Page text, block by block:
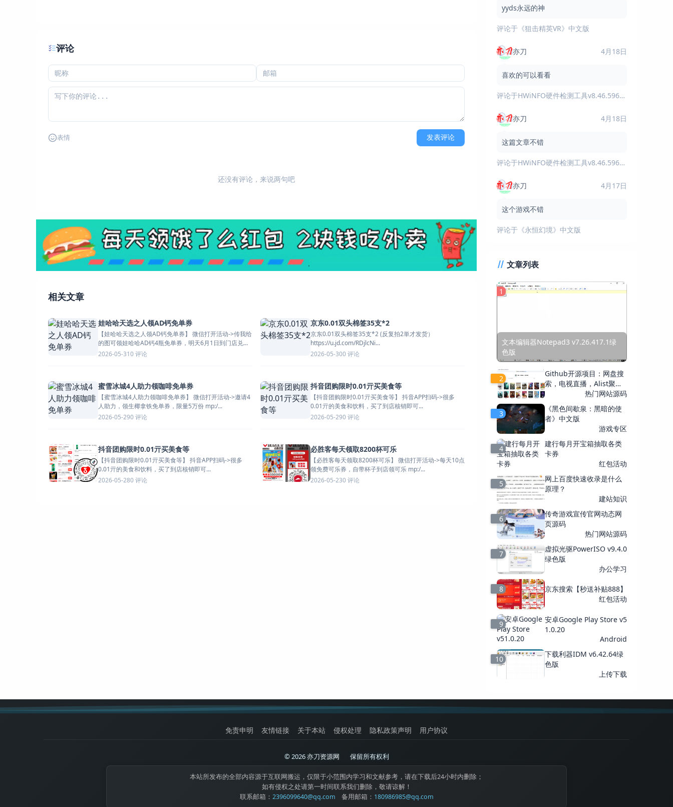
评论
表情 发表评论
还没有评论，来说两句吧
相关文章
娃哈哈天选之人领AD钙免单券
【娃哈哈天选之人领AD钙免单券】 微信打开活动->传我给
的图可领娃哈哈AD钙4瓶免单券，明天6月1日到门店兑...
2026-05-310 评论
京东0.01双头棉签35支*2
京东0.01双头棉签35支*2 (反复拍2単才发货）
https://u.jd.com/RDjlcNi...
2026-05-300 评论
蜜雪冰城4人助力领咖啡免单券
【蜜雪冰城4人助力领咖啡免单券】 微信打开活动->邀请4
人助力，领生椰拿铁免单券，限量5万份 mp:/...
2026-05-290 评论
抖音团购限时0.01亓买美食等
【抖音团购限时0.01亓买美食等】 抖音APP扫码->很多
0.01亓的美食和饮料，买了到店核销即可...
2026-05-290 评论
抖音团购限时0.01亓买美食等
【抖音团购限时0.01亓买美食等】 抖音APP扫码->很多
0.01亓的美食和饮料，买了到店核销即可...
2026-05-280 评论
必胜客每天领取8200杯可乐
【必胜客每天领取8200杯可乐】 微信打开活动->每天10点
领免费可乐券，自带杯子到店领可乐 mp:/...
2026-05-230 评论
yyds永远的神
评论于 《狙击精英VR》中文版
亦刀 4月18日
喜欢的可以看看
评论于HWiNFO硬件检测工具v8.46.5960绿色版
亦刀 4月18日
这篇文章不错
评论于HWiNFO硬件检测工具v8.46.5960绿色版
亦刀 4月17日
这个游戏不错
评论于 《永恒幻境》中文版
文章列表
1
文本编辑器Notepad3 v7.26.417.1绿
色版
2
Github开源项目：网盘搜
索，电视直播，Alist聚合
热门网站源码
3
《黑色间歇泉：黑暗的使
者》中文版
游戏专区
4
建行每月开宝箱抽取各类
卡券
红包活动
5
网上百度快速收录是什么
原理？
建站知识
6
传奇游戏宣传官网动态网
页源码
热门网站源码
7
虚拟光驱PowerISO v9.4.0
绿色版
办公学习
8
京东搜索【秒送补贴888】
红包活动
9
安卓Google Play Store v5
1.0.20
Android
10
下载利器IDM v6.42.64绿
色版
上传下载
免责申明 友情链接 关于本站 侵权处理 隐私政策声明 用户协议
© 2026 亦刀资源网 保留所有权利
本站所发布的全部内容源于互联网搬运，仅限于小范围内学习和文献参考，请在下载后24小时内删除；
如有侵权之处请第一时间联系我们删除，敬请谅解！
联系邮箱： 2396099640@qq.com 备用邮箱： 180986985@qq.com